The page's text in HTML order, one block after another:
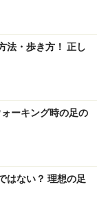
法・歩き方！ 正し
ーキング時の足の
はない？ 理想の足